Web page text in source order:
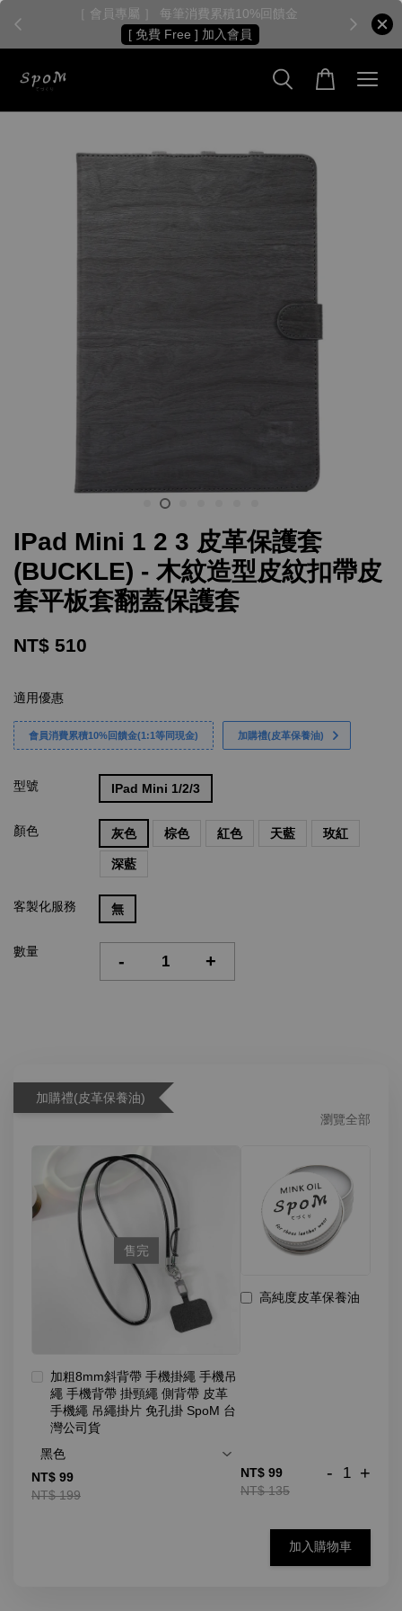
［ 會員專屬 ］ 每筆消費累積10%回饋金
[ 免費 Free ] 加入會員
IPad Mini 1 2 3 皮革保護套
(BUCKLE) - 木紋造型皮紋扣帶皮
套平板套翻蓋保護套
NT$ 510
適用優惠
會員消費累積10%回饋金(1:1等同現金) 加購禮(皮革保養油)
型號 IPad Mini 1/2/3
顏色 灰色 棕色 紅色 天藍 玫紅
深藍
客製化服務 無
數量 - +
加購禮(皮革保養油)
瀏覽全部
售完
加粗8mm斜背帶 手機掛繩 手機吊
繩 手機背帶 掛頸繩 側背帶 皮革
手機繩 吊繩掛片 免孔掛 SpoM 台
灣公司貨
NT$ 99
NT$ 199
高純度皮革保養油
NT$ 99
NT$ 135
- +
加入購物車